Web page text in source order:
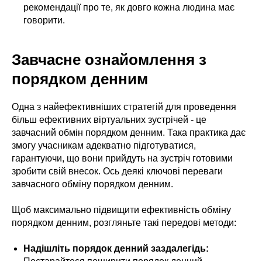
рекомендації про те, як довго кожна людина має
говорити.
Завчасне ознайомлення з
порядком денним
Одна з найефективніших стратегій для проведення
більш ефективних віртуальних зустрічей - це
завчасний обмін порядком денним. Така практика дає
змогу учасникам адекватно підготуватися,
гарантуючи, що вони прийдуть на зустріч готовими
зробити свій внесок. Ось деякі ключові переваги
завчасного обміну порядком денним.
Щоб максимально підвищити ефективність обміну
порядком денним, розгляньте такі передові методи:
Надішліть порядок денний заздалегідь: